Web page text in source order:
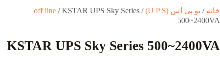
خانه / یو پی اس (U P S) /
off line / KSTAR UPS Sky Series
500~2400VA
KSTAR UPS Sky Series 500~2400VA